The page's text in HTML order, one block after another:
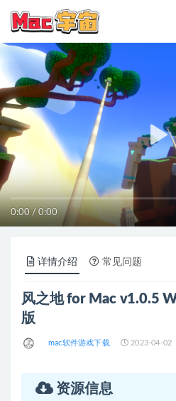
0:00 / 0:00
详情介绍 常见问题
风之地 for Mac v1.0.5
版
mac软件游戏下载 2023-04-02
资源信息